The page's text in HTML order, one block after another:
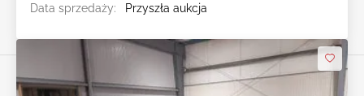
Data sprzedaży:
Przyszła aukcja